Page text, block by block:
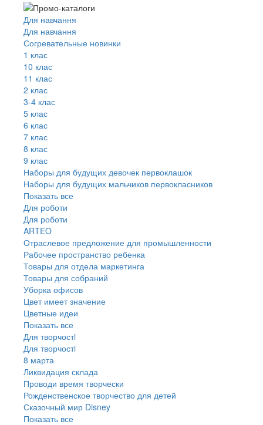
Для навчання
Для навчання
Согревательные новинки
1 клас
10 клас
11 клас
2 клас
3-4 клас
5 клас
6 клас
7 клас
8 клас
9 клас
Наборы для будущих девочек первоклашок
Наборы для будущих мальчиков первокласников
Показать все
Для роботи
Для роботи
ARTEO
Отраслевое предложение для промышленности
Рабочее пространство ребенка
Товары для отдела маркетинга
Товары для собраний
Уборка офисов
Цвет имеет значение
Цветные идеи
Показать все
Для творчостi
Для творчостi
8 марта
Ликвидация склада
Проводи время творчески
Рожденственское творчество для детей
Сказочный мир Disney
Показать все